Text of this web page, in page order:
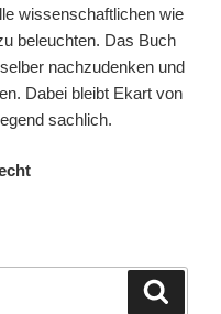
wissenschaftlichen wie
beleuchten. Das Buch
nachzudenken und
Dabei bleibt Ekart von
sachlich.